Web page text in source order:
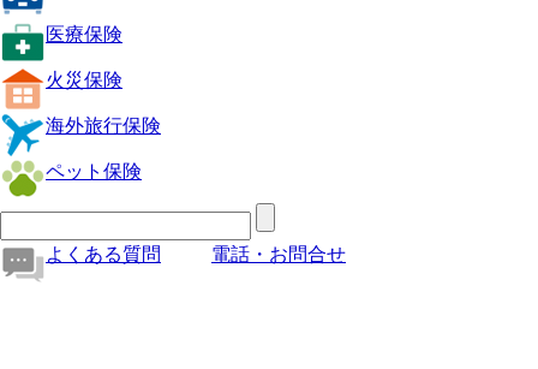
医療保険
火災保険
海外旅行保険
ペット保険
よくある質問 電話・お問合せ